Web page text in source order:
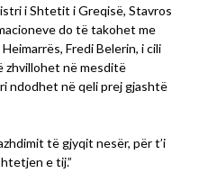
i Shtetit i Greqisë, Stavros
do të takohet me
Fredi Belerin, i cili
zhvillohet në mesditë
ndodhet në qeli prej gjashtë
të gjyqit nesër, për t’i
e tij.”